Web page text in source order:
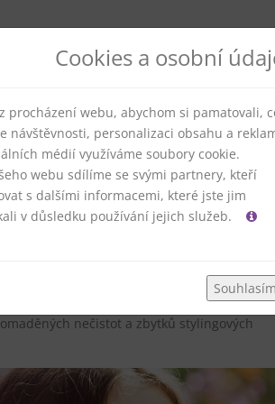
na to!
a osvěžení
je nyní
ale také o péči o jejich zdraví a vitalitu.
vzduch v interiéru – to vše je
vysušuje a
nečistot a zbytků stylingových
Cookies a osobní
procházení webu, abychom si pamatovali,
návštěvnosti, personalizaci obsahu a
médií využíváme soubory cookie.
webu sdílíme se svými partnery, kteří
s dalšími informacemi, které jste jim
v důsledku používání jejich služeb.